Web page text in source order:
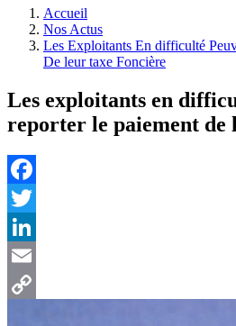
Accueil
Nos Actus
Les Exploitants En difficulté
De leur taxe Foncière
Les exploitants en
reporter le paiement de
Facebook
Twitter
LinkedIn
Email